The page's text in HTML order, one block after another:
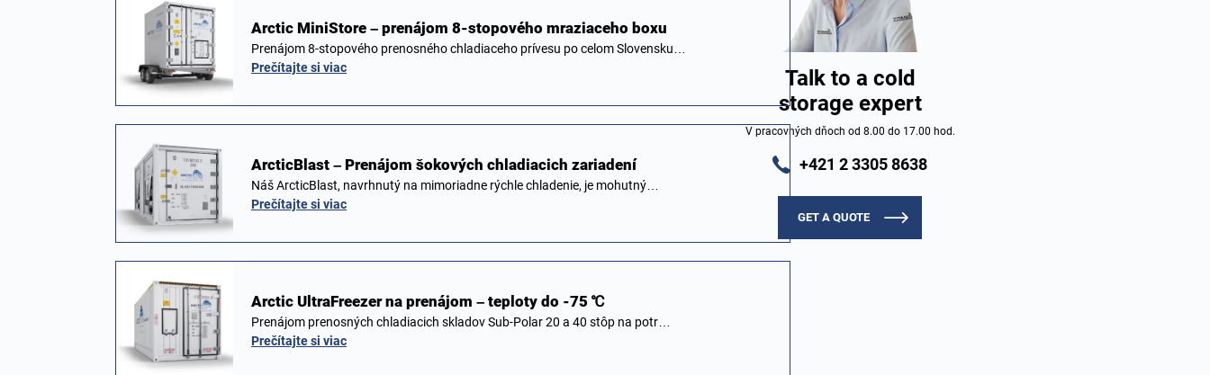
Arctic MiniStore – prenájom 8-stopového mraziaceho boxu
Prenájom 8-stopového prenosného chladiaceho prívesu po celom Slovensku…
Prečítajte si viac
ArcticBlast – Prenájom šokových chladiacich zariadení
Náš ArcticBlast, navrhnutý na mimoriadne rýchle chladenie, je mohutný…
Prečítajte si viac
Arctic UltraFreezer na prenájom – teploty do -75 ℃
Prenájom prenosných chladiacich skladov Sub-Polar 20 a 40 stôp na potr…
Prečítajte si viac
Talk to a cold
storage expert
V pracovných dňoch od 8.00 do 17.00 hod.
+421 2 3305 8638
GET A QUOTE